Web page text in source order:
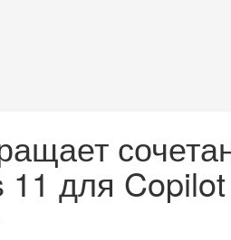
11 для Copilot